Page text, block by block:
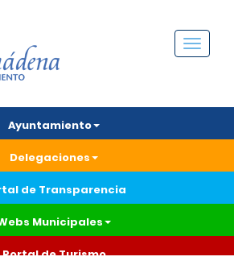
Menú
Ayuntamiento
Delegaciones
de Transparencia
Municipales
Portal de Turismo